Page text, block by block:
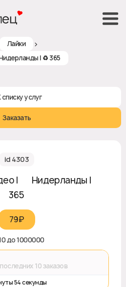
Лайки >
| ♻ 365
списку услуг
Заказать
id 4303
| 🇳🇱 Нидерланды | ♻
365
79₽‎
до 1000000
10 заказов
54 секунды